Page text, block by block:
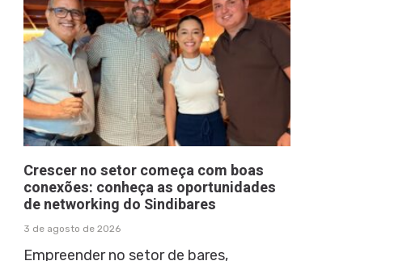
Crescer no setor começa com boas
conexões: conheça as oportunidades
de networking do Sindibares
3 de agosto de 2026
Empreender no setor de bares,